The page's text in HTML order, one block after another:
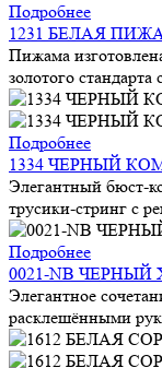
Подробнее
1231 БЕЛАЯ
Пижама
золотого
Подробнее
1334 ЧЕРНЫЙ
Элегантный бюст-
трусики-стринг с
Подробнее
0021-NB
Элегантное
расклешёнными